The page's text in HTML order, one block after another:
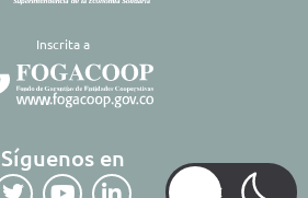
Inscrita a
Síguenos en